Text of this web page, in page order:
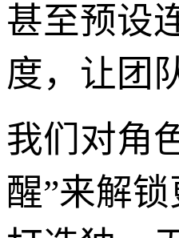
甚至预设
度，让团
我们对角
醒”来解